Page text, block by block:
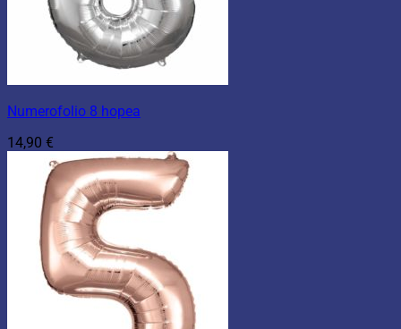
Numerofolio 8 hopea
14,90 €